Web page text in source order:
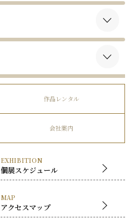
作品レンタル
会社案内
EXHIBITION
個展スケジュール
MAP
アクセスマップ